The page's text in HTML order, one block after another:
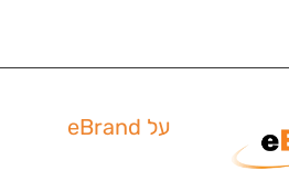
על eBrand